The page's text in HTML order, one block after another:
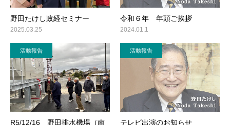
野田たけし政経セミナー
2025.03.25
令和６年 年頭ご挨拶
2024.01.1
活動報告
R5/12/16 野田排水機場（南
活動報告
テレビ出演のお知らせ